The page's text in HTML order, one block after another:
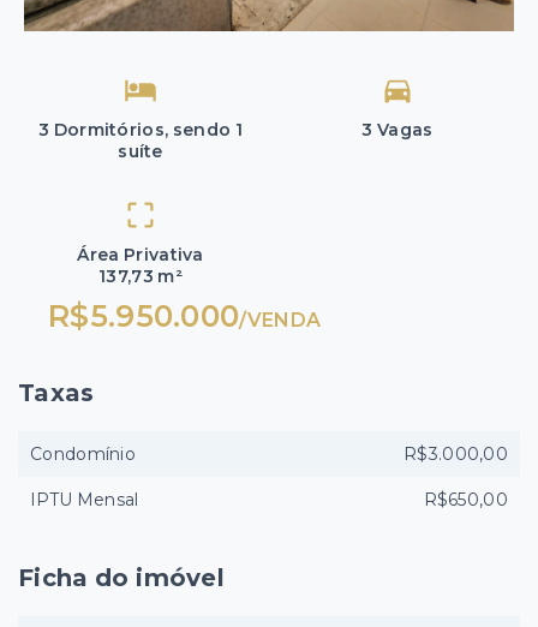
3 Dormitórios, sendo 1
suíte
3 Vagas
Área Privativa
137,73 m²
R$5.950.000/VENDA
Taxas
Condomínio R$3.000,00
IPTU Mensal R$650,00
Ficha do imóvel